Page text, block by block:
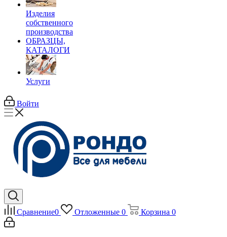
Изделия
собственного
производства
ОБРАЗЦЫ,
КАТАЛОГИ
Услуги
Войти
Сравнение0 Отложенные 0 Корзина 0